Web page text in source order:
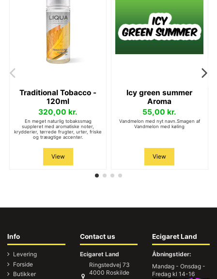
Traditional Tobacco -
120ml
320,00 kr.
En meget naturlig tobakssmag
suppleret med aromatiske noter,
krydderier, tørrede frugter, urter, friske
og træagtige accenter.
View
Icy green summer
Aroma
55,00 kr.
Vandmelon med nyt navn.Smagen af
Vandmelon med køling
View
Info
Levering
Forside
Butikker
Contact us
Ecigaret Land
Ringstedvej 73
4000 Roskilde
Ecigaret Land
Åbningstider:
Mandag - Onsdag -
Fredag kl 14-16